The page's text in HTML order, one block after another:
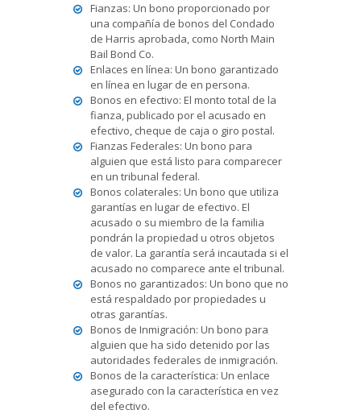
Fianzas: Un bono proporcionado por
una compañía de bonos del Condado
de Harris aprobada, como North Main
Bail Bond Co.
Enlaces en línea: Un bono garantizado
en línea en lugar de en persona.
Bonos en efectivo: El monto total de la
fianza, publicado por el acusado en
efectivo, cheque de caja o giro postal.
Fianzas Federales: Un bono para
alguien que está listo para comparecer
en un tribunal federal.
Bonos colaterales: Un bono que utiliza
garantías en lugar de efectivo. El
acusado o su miembro de la familia
pondrán la propiedad u otros objetos
de valor. La garantía será incautada si el
acusado no comparece ante el tribunal.
Bonos no garantizados: Un bono que no
está respaldado por propiedades u
otras garantías.
Bonos de Inmigración: Un bono para
alguien que ha sido detenido por las
autoridades federales de inmigración.
Bonos de la característica: Un enlace
asegurado con la característica en vez
del efectivo.